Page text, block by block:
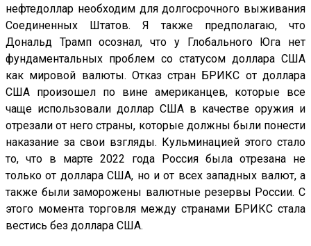
нефтедоллар необходим для долгосрочного выживания
Соединенных Штатов. Я также предполагаю, что
Дональд Трамп осознал, что у Глобального Юга нет
фундаментальных проблем со статусом доллара США
как мировой валюты. Отказ стран БРИКС от доллара
США произошел по вине американцев, которые все
чаще использовали доллар США в качестве оружия и
отрезали от него страны, которые должны были понести
наказание за свои взгляды. Кульминацией этого стало
то, что в марте 2022 года Россия была отрезана не
только от доллара США, но и от всех западных валют, а
также были заморожены валютные резервы России. С
этого момента торговля между странами БРИКС стала
вестись без доллара США.